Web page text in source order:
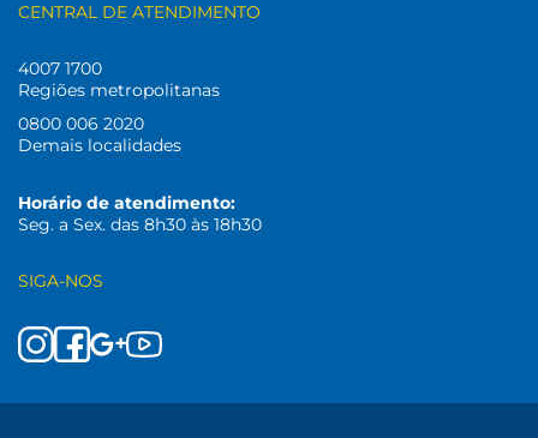
CENTRAL DE ATENDIMENTO
4007 1700
Regiões metropolitanas
0800 006 2020
Demais localidades
Horário de atendimento:
Seg. a Sex. das 8h30 às 18h30
SIGA-NOS